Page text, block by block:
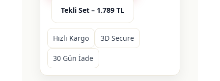
Tekli Set – 1.789 TL
Hızlı Kargo 3D Secure
30 Gün İade